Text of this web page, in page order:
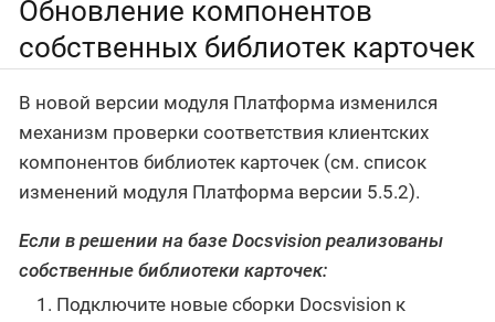
Обновление компонентов
собственных библиотек карточек
В новой версии модуля Платформа изменился
механизм проверки соответствия клиентских
компонентов библиотек карточек (см. список
изменений модуля Платформа версии 5.5.2).
Если в решении на базе Docsvision реализованы
собственные библиотеки карточек:
Подключите новые сборки Docsvision к